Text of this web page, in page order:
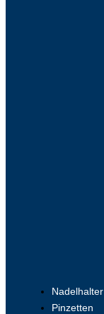
Nadelhalter
Pinzetten